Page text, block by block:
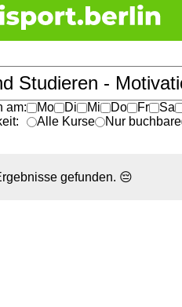
am: Mo Di Mi Do Fr Sa
Alle Kurse Nur buchbare
gefunden. 😔